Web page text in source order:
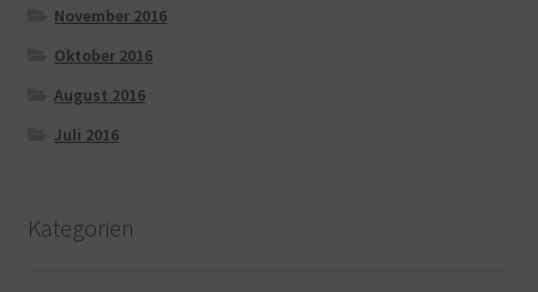
November 2016
Oktober 2016
August 2016
Juli 2016
Kategorien